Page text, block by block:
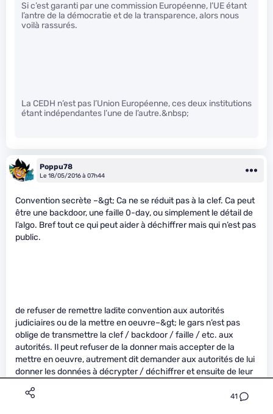
41
Si c’est garanti par une commission Européenne, l’UE étant
l’antre de la démocratie et de la transparence, alors nous
voilà rassurés.
La CEDH n’est pas l’Union Européenne, ces deux institutions
étant indépendantes l’une de l’autre.&nbsp;
Poppu78
Le 18/05/2016 à 07h44
Convention secrète –&gt; Ca ne se réduit pas à la clef. Ca peut
être une backdoor, une faille 0-day, ou simplement le détail de
l’algo. Bref tout ce qui peut aider à déchiffrer mais qui n’est pas
public.
de refuser de remettre ladite convention aux autorités
judiciaires ou de la mettre en oeuvre–&gt; le gars n’est pas
oblige de transmettre la clef / backdoor / faille / etc. aux
autorités. Il peut refuser de la donner mais accepter de la
mettre en oeuvre, autrement dit demander aux autorités de lui
donner les données à décrypter / déchiffrer et ensuite de leur